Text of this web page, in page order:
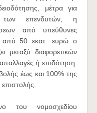
μέτρα για
των επενδυτών, η
από υπεύθυνες
από 50 εκατ. ευρώ ο
μεταξύ διαφορετικών
ή επιδότηση.
έως και 100% της
του νομοσχεδίου